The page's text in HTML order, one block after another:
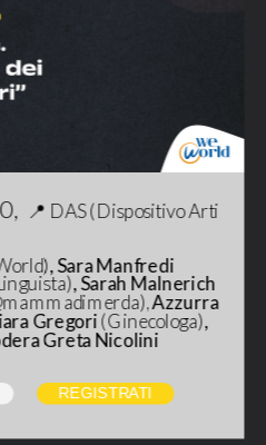
REGISTRATI
📍 DAS (Dispositivo Arti
Azzurra
Gregori (Ginecologa),